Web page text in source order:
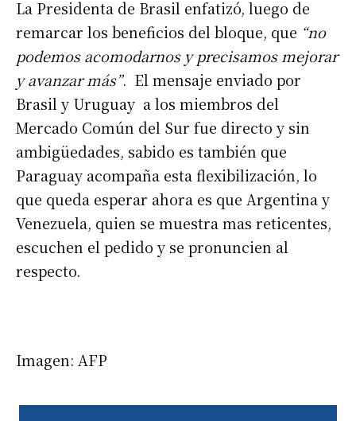
La Presidenta de Brasil enfatizó, luego de
remarcar los beneficios del bloque, que “no
podemos acomodarnos y precisamos mejorar
y avanzar más”. El mensaje enviado por
Brasil y Uruguay a los miembros del
Mercado Común del Sur fue directo y sin
ambigüedades, sabido es también que
Paraguay acompaña esta flexibilización, lo
que queda esperar ahora es que Argentina y
Venezuela, quien se muestra mas reticentes,
escuchen el pedido y se pronuncien al
respecto.
Imagen: AFP